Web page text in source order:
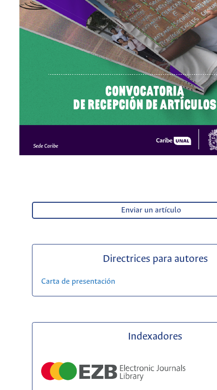
Enviar un artículo
Directrices para autores
Carta de presentación
Indexadores